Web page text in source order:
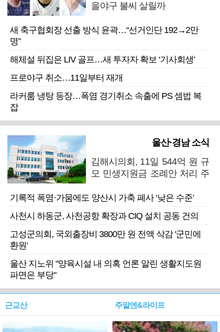
을야구 불씨 살릴까
새 축구협회장 선출 방식 윤곽…“선거인단 192→2만
명”
해체설 뒤집은 LIV 골프…새 투자자 확보 ‘기사회생’
프로야구 취소…11일부터 재개
라커룸 냉탕 등장…폭염 경기취소 속출에 PS 셈법 복
잡
울산·경남 소식
김해시의회, 11일 544억 원 규
모 민생지원금 조례안 처리 주
기록적 폭염·가뭄에도 양산시 가축 폐사 ‘낮은 수준’
사천시 하동군, 사천공항 확장과 CIQ 설치 공동 건의
고성군의회, 국외출장비 3800만 원 전액 삭감 '군민에
환원'
울산 지노위 "양육시설 내 의혹 언론 알린 생활지도원
파면은 부당"
근교산 주말엔&라이프